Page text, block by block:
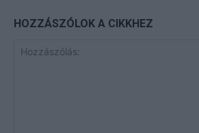
HOZZÁSZÓLOK A CIKKHEZ